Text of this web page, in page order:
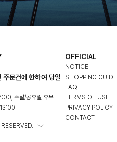
문건에 한하여 당일
주말/공휴일 휴무
OFFICIAL
NOTICE
SHOPPING GUIDE
FAQ
TERMS OF USE
PRIVACY POLICY
CONTACT